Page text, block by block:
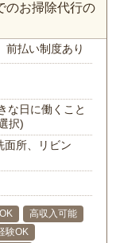
のお掃除代行の
前払い制度あり
な日に働くこと
択)
面所、リビン
高収入可能
験OK